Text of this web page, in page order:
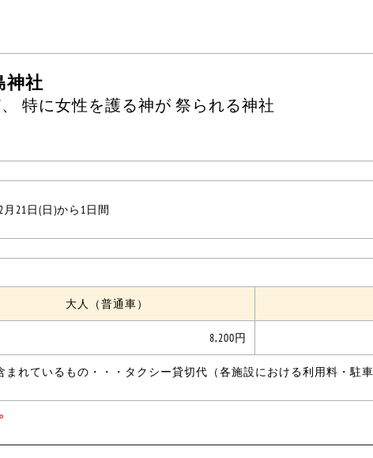
神社
特に女性を護る神が 祭られる神社
月21日(日)から1日間
大人（普通車）
8,200円
まれているもの・・・タクシー貸切代（各施設における利用料・駐